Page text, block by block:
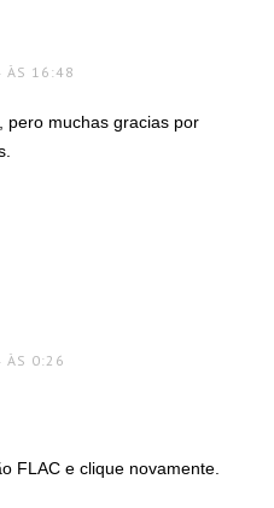
ÀS 16:48
pero muchas gracias por
ÀS 0:26
FLAC e clique novamente.